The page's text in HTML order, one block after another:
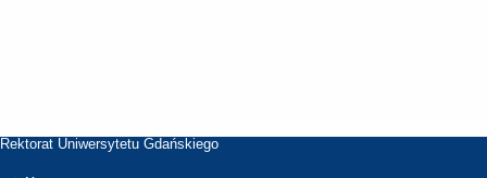
Rektorat Uniwersytetu Gdańskiego